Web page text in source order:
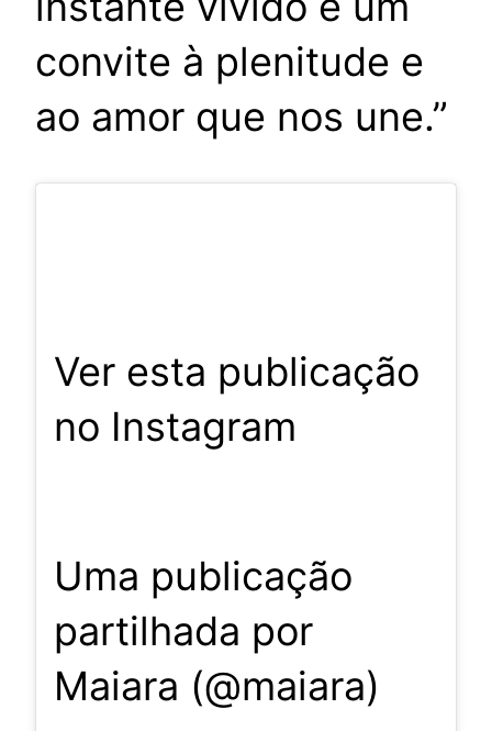
convite à plenitude e
ao amor que nos une.”
Ver esta publicação
no Instagram
Uma publicação
partilhada por
Maiara (@maiara)